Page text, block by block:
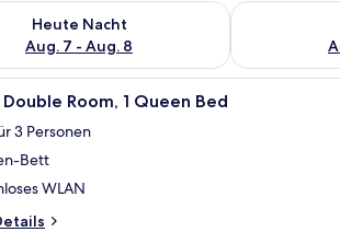
Heute Nacht
Aug. 7 - Aug. 8
die Verfügbarkeit für heute Nacht, Aug. 7
Überprüfe
Ein Hotelzimmer mit Bett,
Room, 1 Queen Bed
3 Personen
Bett
WLAN